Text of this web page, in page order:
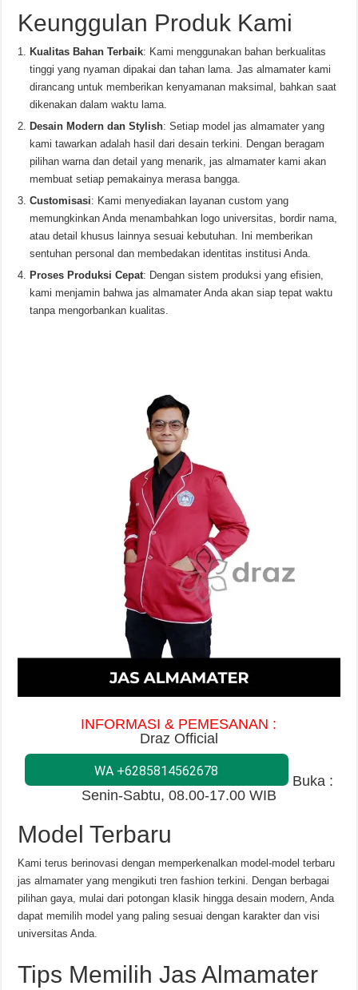
Keunggulan Produk Kami
Kualitas Bahan Terbaik: Kami menggunakan bahan berkualitas
tinggi yang nyaman dipakai dan tahan lama. Jas almamater kami
dirancang untuk memberikan kenyamanan maksimal, bahkan saat
dikenakan dalam waktu lama.
Desain Modern dan Stylish: Setiap model jas almamater yang
kami tawarkan adalah hasil dari desain terkini. Dengan beragam
pilihan warna dan detail yang menarik, jas almamater kami akan
membuat setiap pemakainya merasa bangga.
Customisasi: Kami menyediakan layanan custom yang
memungkinkan Anda menambahkan logo universitas, bordir nama,
atau detail khusus lainnya sesuai kebutuhan. Ini memberikan
sentuhan personal dan membedakan identitas institusi Anda.
Proses Produksi Cepat: Dengan sistem produksi yang efisien,
kami menjamin bahwa jas almamater Anda akan siap tepat waktu
tanpa mengorbankan kualitas.
INFORMASI & PEMESANAN :
Draz Official
WA +6285814562678
Buka :
Senin-Sabtu, 08.00-17.00 WIB
Model Terbaru
Kami terus berinovasi dengan memperkenalkan model-model terbaru
jas almamater yang mengikuti tren fashion terkini. Dengan berbagai
pilihan gaya, mulai dari potongan klasik hingga desain modern, Anda
dapat memilih model yang paling sesuai dengan karakter dan visi
universitas Anda.
Tips Memilih Jas Almamater